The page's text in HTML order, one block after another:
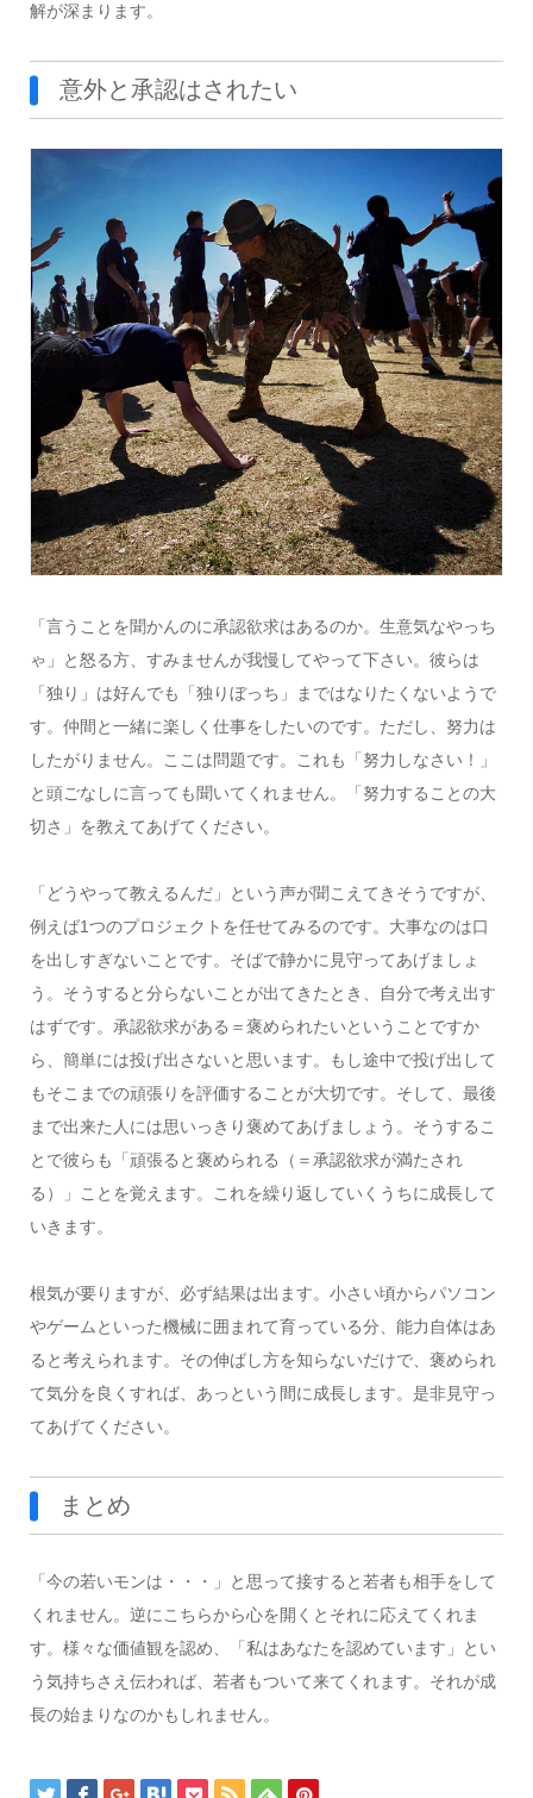
解が深まります。
意外と承認はされたい
「言うことを聞かんのに承認欲求はあるのか。生意気なやっち
ゃ」と怒る方、すみませんが我慢してやって下さい。彼らは
「独り」は好んでも「独りぼっち」まではなりたくないようで
す。仲間と一緒に楽しく仕事をしたいのです。ただし、努力は
したがりません。ここは問題です。これも「努力しなさい！」
と頭ごなしに言っても聞いてくれません。「努力することの大
切さ」を教えてあげてください。
「どうやって教えるんだ」という声が聞こえてきそうですが、
例えば1つのプロジェクトを任せてみるのです。大事なのは口
を出しすぎないことです。そばで静かに見守ってあげましょ
う。そうすると分らないことが出てきたとき、自分で考え出す
はずです。承認欲求がある＝褒められたいということですか
ら、簡単には投げ出さないと思います。もし途中で投げ出して
もそこまでの頑張りを評価することが大切です。そして、最後
まで出来た人には思いっきり褒めてあげましょう。そうするこ
とで彼らも「頑張ると褒められる（＝承認欲求が満たされ
る）」ことを覚えます。これを繰り返していくうちに成長して
いきます。
根気が要りますが、必ず結果は出ます。小さい頃からパソコン
やゲームといった機械に囲まれて育っている分、能力自体はあ
ると考えられます。その伸ばし方を知らないだけで、褒められ
て気分を良くすれば、あっという間に成長します。是非見守っ
てあげてください。
まとめ
「今の若いモンは・・・」と思って接すると若者も相手をして
くれません。逆にこちらから心を開くとそれに応えてくれま
す。様々な価値観を認め、「私はあなたを認めています」とい
う気持ちさえ伝われば、若者もついて来てくれます。それが成
長の始まりなのかもしれません。